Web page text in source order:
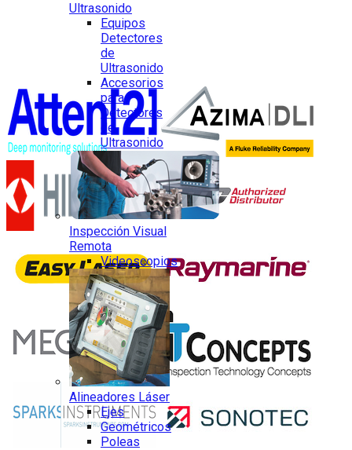
Ultrasonido
Equipos
Detectores
de
Ultrasonido
Accesorios
para
Detectores
de
Ultrasonido
Inspección Visual
Remota
Videoscopios
Alineadores Láser
Ejes
Geométricos
Poleas